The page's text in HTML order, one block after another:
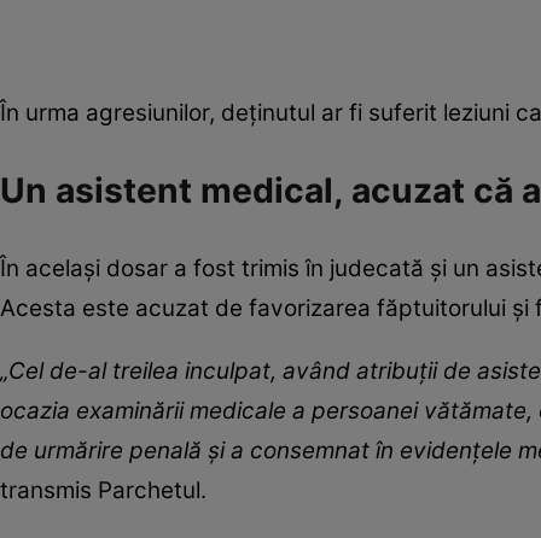
În urma agresiunilor, deținutul ar fi suferit leziuni
Un asistent medical, acuzat că
În același dosar a fost trimis în judecată și un
Acesta este acuzat de favorizarea făptuitorului și
„Cel de-al treilea inculpat, având atribuţii de
ocazia examinării medicale a persoanei
de urmărire penală şi a consemnat în evidenţele
transmis Parchetul.